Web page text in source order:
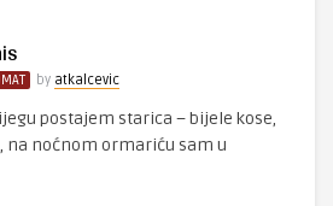
by atkalcevic
postajem starica – bijele kose,
noćnom ormariću sam u